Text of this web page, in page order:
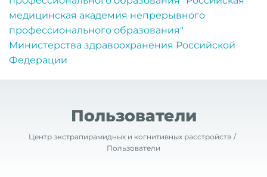
медицинская академия непрерывного
профессионального образования"
Министерства здравоохранения Российской
Федерации
Пользователи
Центр экстрапирамидных и когнитивных расстройств
Пользователи